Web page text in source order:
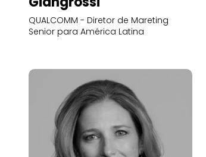
QUALCOMM - Diretor de Mareting
Senior para América Latina